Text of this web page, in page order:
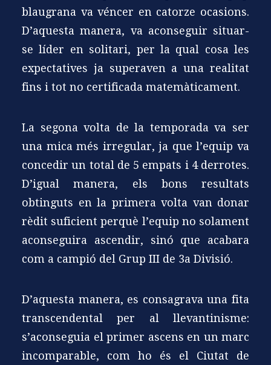
blaugrana va véncer en catorze ocasions.
D’aquesta manera, va aconseguir situar-
se líder en solitari, per la qual cosa les
expectatives ja superaven a una realitat
fins i tot no certificada matemàticament.
La segona volta de la temporada va ser
una mica més irregular, ja que l’equip va
concedir un total de 5 empats i 4 derrotes.
D’igual manera, els bons resultats
obtinguts en la primera volta van donar
rèdit suficient perquè l’equip no solament
aconseguira ascendir, sinó que acabara
com a campió del Grup III de 3a Divisió.
D’aquesta manera, es consagrava una fita
transcendental per al llevantinisme:
s’aconseguia el primer ascens en un marc
incomparable, com ho és el Ciutat de